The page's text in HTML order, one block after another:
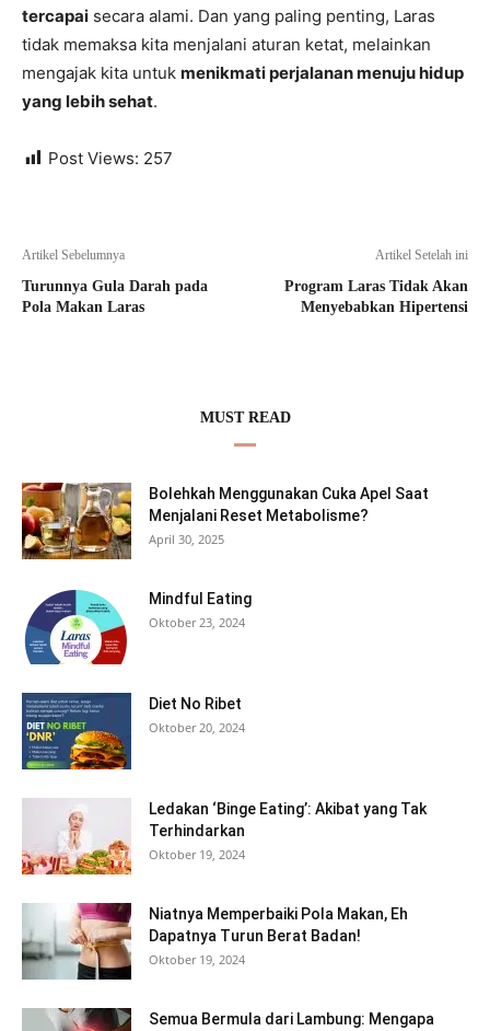
tercapai secara alami. Dan yang paling penting, Laras
tidak memaksa kita menjalani aturan ketat, melainkan
mengajak kita untuk menikmati perjalanan menuju hidup
yang lebih sehat.
Post Views: 257
Artikel Sebelumnya
Turunnya Gula Darah pada
Pola Makan Laras
Artikel Setelah ini
Program Laras Tidak Akan
Menyebabkan Hipertensi
MUST READ
Bolehkah Menggunakan Cuka Apel Saat
Menjalani Reset Metabolisme?
April 30, 2025
Mindful Eating
Oktober 23, 2024
Diet No Ribet
Oktober 20, 2024
Ledakan ‘Binge Eating’: Akibat yang Tak
Terhindarkan
Oktober 19, 2024
Niatnya Memperbaiki Pola Makan, Eh
Dapatnya Turun Berat Badan!
Oktober 19, 2024
Semua Bermula dari Lambung: Mengapa